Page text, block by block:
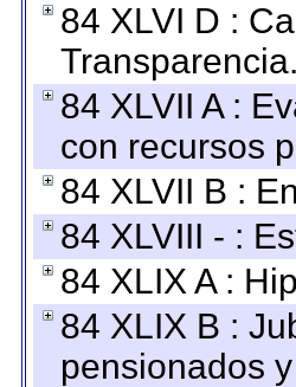
84 XLVI D :
Transparencia.
84 XLVII A :
con recursos
84 XLVII B :
84 XLVIII - :
84 XLIX A :
84 XLIX B :
pensionados